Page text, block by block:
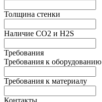
Толщина стенки
Наличие СО2 и H2S
Требования
Требования к оборудованию
Требования к материалу